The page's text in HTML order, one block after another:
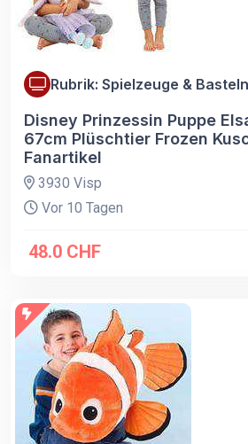
Rubrik: Spielzeuge & Basteln
Disney Prinzessin Puppe
67cm Plüschtier Frozen
Fanartikel
3930 Visp
Vor 10 Tagen
48.0 CHF